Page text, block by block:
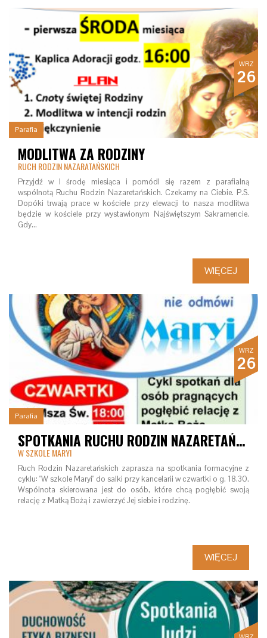
WRZ
26
Parafia
MODLITWA ZA RODZINY
RUCH RODZIN NAZARATAŃSKICH
Przyjdź w I środę miesiąca i pomódl się razem z parafialną
wspólnotą Ruchu Rodzin Nazaretańskich. Czekamy na Ciebie. P.S.
Dopóki trwają prace w kościele przy elewacji to nasza modlitwa
będzie w kościele przy wystawionym Najświętszym Sakramencie.
Gdy…
WIĘCEJ
WRZ
26
Parafia
SPOTKANIA RUCHU RODZIN NAZARETAŃSKICH
W SZKOLE MARYI
Ruch Rodzin Nazaretańskich zaprasza na spotkania formacyjne z
cyklu: "W szkole Maryi" do salki przy kancelarii w czwartki o g. 18.30.
Wspólnota skierowana jest do osób, które chcą pogłębić swoją
relację z Matką Bożą i zawierzyć Jej siebie i rodzinę.
WIĘCEJ